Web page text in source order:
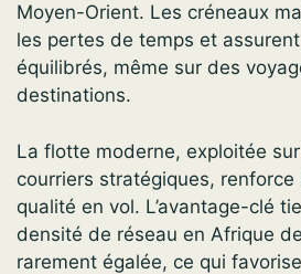
Moyen-Orient. Les créneaux
les pertes de temps et
équilibrés, même sur des
destinations.
La flotte moderne, exploitée
courriers stratégiques,
qualité en vol. L’avantage-clé
densité de réseau en Afrique
rarement égalée, ce qui